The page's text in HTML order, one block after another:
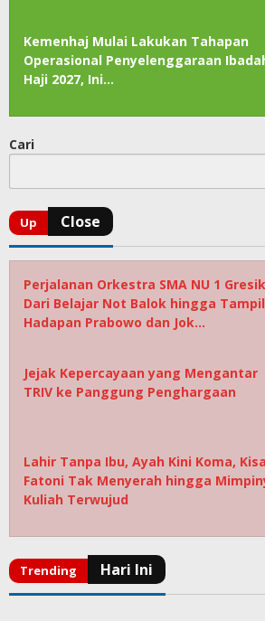
Kemenhaj Mulai Lakukan Tahapan
Operasional Penyelenggaraan
Haji 2027, Ini…
Cari
Perjalanan Orkestra SMA NU 1
Dari Belajar Not Balok hingga
Hadapan Prabowo dan Jok…
Jejak Kepercayaan yang Mengantar
TRIV ke Panggung Penghargaan
Lahir Tanpa Ibu, Ayah Kini Koma,
Fatoni Tak Menyerah hingga
Kuliah Terwujud